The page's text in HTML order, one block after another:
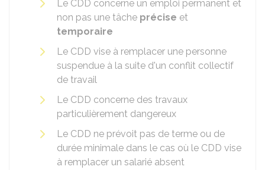
Le CDD concerne un emploi permanent et
non pas une tâche précise et
temporaire
Le CDD vise à remplacer une personne
suspendue à la suite d'un conflit collectif
de travail
Le CDD concerne des travaux
particulièrement dangereux
Le CDD ne prévoit pas de terme ou de
durée minimale dans le cas où le CDD vise
à remplacer un salarié absent